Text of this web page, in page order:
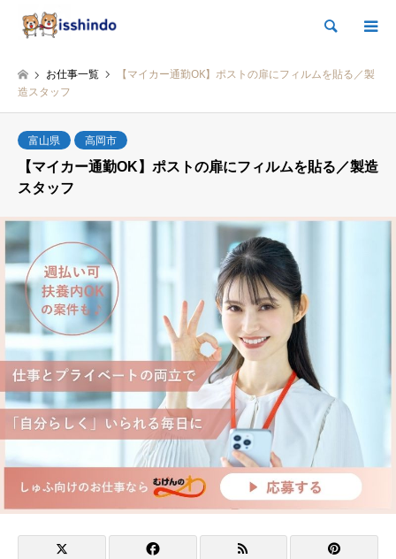
検索
お仕事一覧
【マイカー通勤OK】ポストの扉にフィルムを貼る／製
造スタッフ
富山県
高岡市
【マイカー通勤OK】ポストの扉にフィルムを貼る／製造
スタッフ